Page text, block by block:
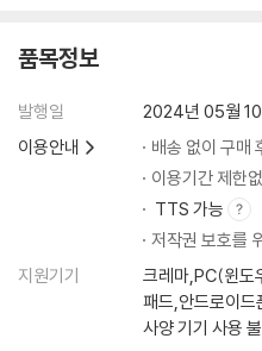
품목정보
발행일
2024년 05월
이용안내
배송 없이 구매
이용기간 제한
TTS 가능
저작권 보호를
지원기기
크레마,PC(윈도
패드,안드로이
사양 기기 사용